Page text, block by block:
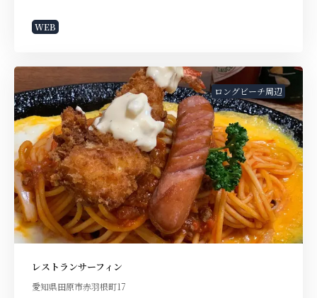
WEB
ロングビーチ周辺
レストランサーフィン
愛知県田原市赤羽根町17